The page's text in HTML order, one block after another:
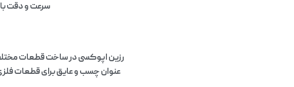
سرعت و دقت
رزین اپوکسی در ساخت قطعات مختلف
عنوان چسب و عایق برای قطعات